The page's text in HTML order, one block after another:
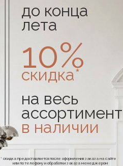
до конца
лета
10%
скидка*
на весь
ассортимент
в наличии
* скидка предоставляется после оформления заказа на сайте
или по телефону и обработки заказа менеджером